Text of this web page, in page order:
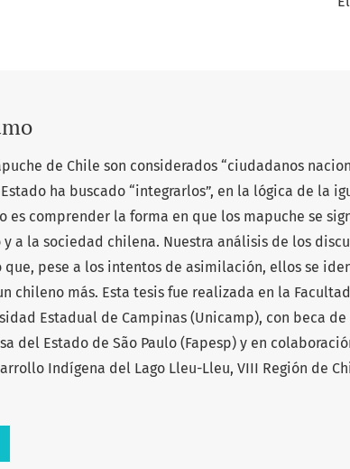
de Chile son considerados “ciudadanos
ha buscado “integrarlos”, en la lógica de la
es comprender la forma en que los mapuche se
y a la sociedad chilena. Nuestra análisis de los
que, pese a los intentos de asimilación, ellos se
chileno más. Esta tesis fue realizada en la
Estadual de Campinas (Unicamp), con beca
del Estado de São Paulo (Fapesp) y en
Indígena del Lago Lleu-Lleu, VIII Región de